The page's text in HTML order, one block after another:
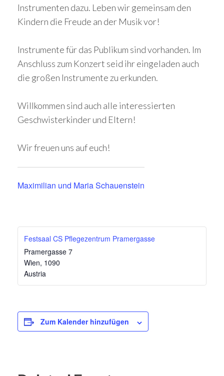
Instrumenten dazu. Leben wir gemeinsam den
Kindern die Freude an der Musik vor!
Instrumente für das Publikum sind vorhanden. Im
Anschluss zum Konzert seid ihr eingeladen auch
die großen Instrumente zu erkunden.
Willkommen sind auch alle interessierten
Geschwisterkinder und Eltern!
Wir freuen uns auf euch!
Maximilian und Maria Schauenstein
Festsaal CS Pflegezentrum Pramergasse
Pramergasse 7
Wien, 1090
Austria
Zum Kalender hinzufügen